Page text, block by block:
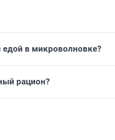
едой в микроволновке?
рацион?